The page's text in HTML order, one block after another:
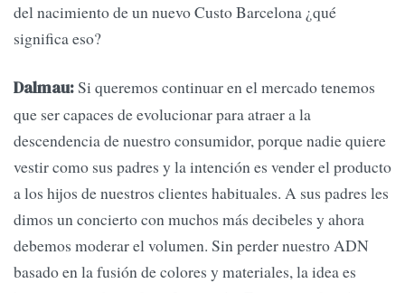
del nacimiento de un nuevo Custo Barcelona ¿qué
significa eso?
Dalmau:Si queremos continuar en el mercado tenemos
que ser capaces de evolucionar para atraer a la
descendencia de nuestro consumidor, porque nadie quiere
vestir como sus padres y la intención es vender el producto
a los hijos de nuestros clientes habituales. A sus padres les
dimos un concierto con muchos más decibeles y ahora
debemos moderar el volumen. Sin perder nuestro ADN
basado en la fusión de colores y materiales, la idea es